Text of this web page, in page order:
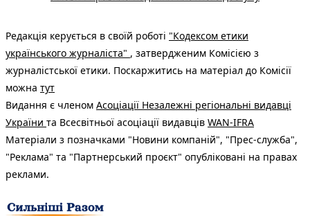
Редакція керується в своїй роботі "Кодексом етики
українського журналіста" , затвердженим Комісією з
журналістської етики. Поскаржитись на матеріал до Комісії
можна тут
Видання є членом Асоціації Незалежні регіональні видавці
України та Всесвітньої асоціації видавців WAN-IFRA
Матеріали з позначками "Новини компаній", "Прес-служба",
"Реклама" та "Партнерський проєкт" опубліковані на правах
реклами.